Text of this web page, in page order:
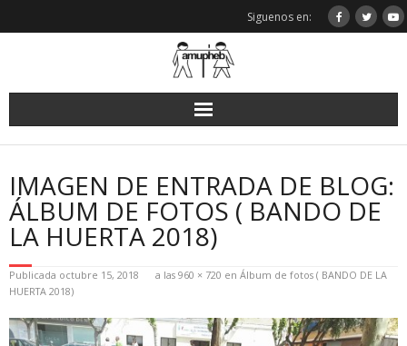
Siguenos en:
IMAGEN DE ENTRADA DE BLOG:
ÁLBUM DE FOTOS ( BANDO DE
LA HUERTA 2018)
Publicada octubre 15, 2018 a las 960 × 720 en Álbum de fotos ( BANDO DE LA
HUERTA 2018)